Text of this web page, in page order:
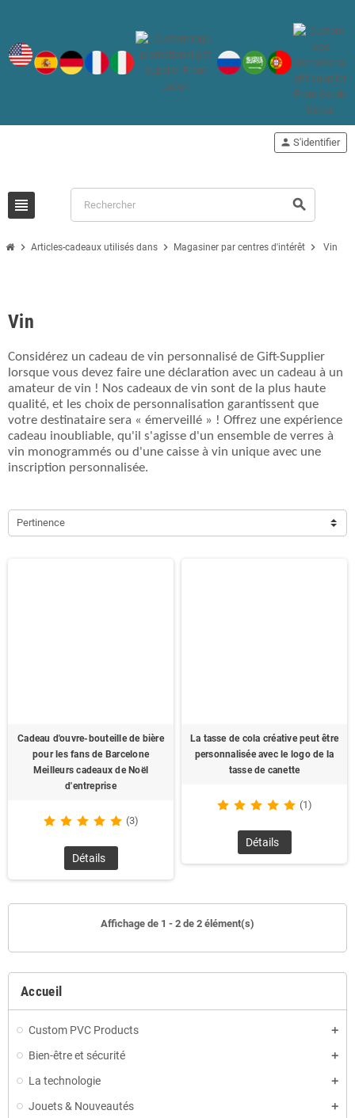
view_headline search
person S'identifier
chevron_right Articles-cadeaux utilisés dans chevron_right Magasiner par centres d'intérêt chevron_right Vin
Accueil
Custom PVC Products
Bien-être et sécurité
La technologie
Jouets & Nouveautés
Vin
Considérez un cadeau de vin personnalisé de Gift-Supplier
lorsque vous devez faire une déclaration avec un cadeau à un
amateur de vin ! Nos cadeaux de vin sont de la plus haute
qualité, et les choix de personnalisation garantissent que
votre destinataire sera « émerveillé » ! Offrez une expérience
cadeau inoubliable, qu'il s'agisse d'un ensemble de verres à
vin monogrammés ou d'une caisse à vin unique avec une
inscription personnalisée.
Pertinence
Cadeau d'ouvre-bouteille de bière
pour les fans de Barcelone
Meilleurs cadeaux de Noël
d'entreprise
(3)
Détails
La tasse de cola créative peut être
personnalisée avec le logo de la
tasse de canette
(1)
Détails
Affichage de 1 - 2 de 2 élément(s)